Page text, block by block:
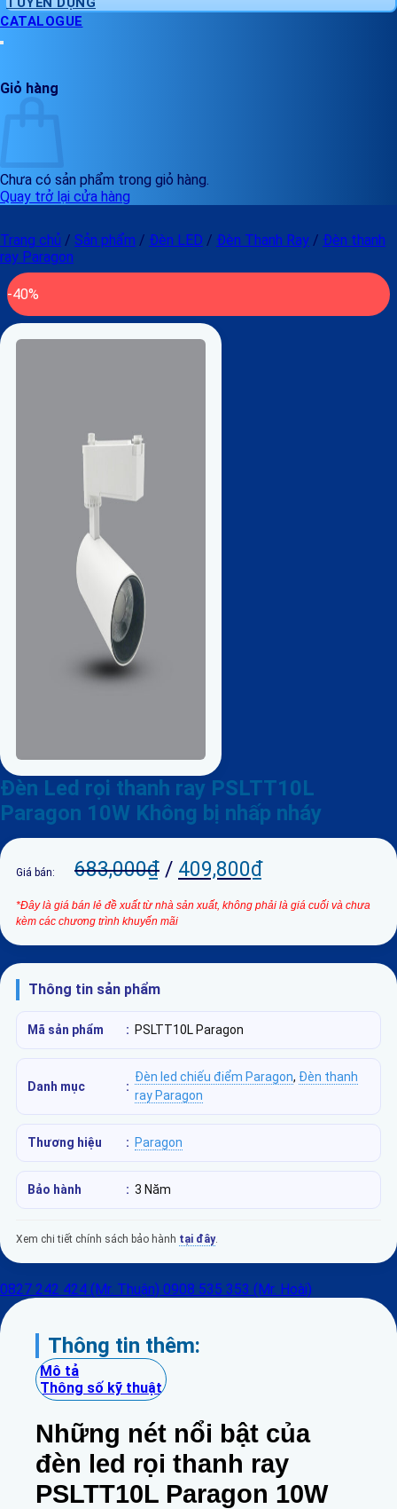
CATALOGUE
Giỏ hàng
Chưa có sản phẩm trong giỏ hàng.
Quay trở lại cửa hàng
Trang chủ / Sản phẩm / Đèn LED / Đèn Thanh Ray / Đèn thanh
ray Paragon
-40%
Đèn Led rọi thanh ray PSLTT10L
Paragon 10W Không bị nhấp nháy
Giá bán: 683,000₫ / 409,800₫
*Đây là giá bán lẻ đề xuất từ nhà sản xuất, không phải là giá cuối và chưa
kèm các chương trình khuyến mãi
Thông tin sản phẩm
Mã sản phẩm : PSLTT10L Paragon
Danh mục :
Đèn led chiếu điểm Paragon, Đèn thanh
ray Paragon
Thương hiệu : Paragon
Bảo hành : 3 Năm
Xem chi tiết chính sách bảo hành tại đây.
0827 242 424 (Mr. Thuận) 0908 535 353 (Mr. Hoài)
Thông tin thêm:
Mô tả
Thông số kỹ thuật
Những nét nổi bật của
đèn led rọi thanh ray
PSLTT10L Paragon 10W